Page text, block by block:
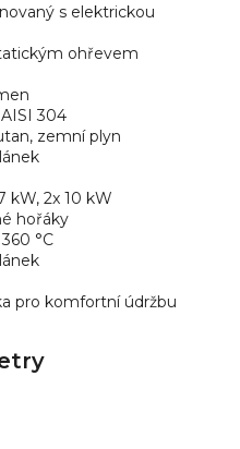
s elektrickou
ohřevem
304
zemní plyn
kW, 2x 10 kW
hořáky
°C
pro komfortní údržbu